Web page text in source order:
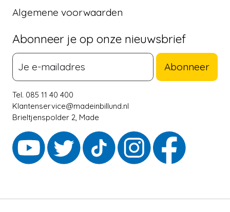
Algemene voorwaarden
Abonneer je op onze nieuwsbrief
Abonneer
Tel. 085 11 40 400
Klantenservice@madeinbillund.nl
Brieltjenspolder 2, Made